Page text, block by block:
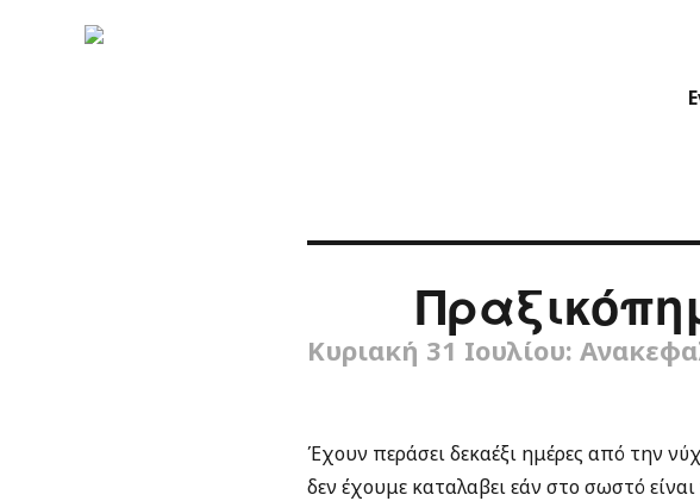
Κυριακή 31 Ιουλίου:
Έχουν περάσει δεκαέξι ημέρες από την
δεν έχουμε καταλαβει εάν στο σωστό